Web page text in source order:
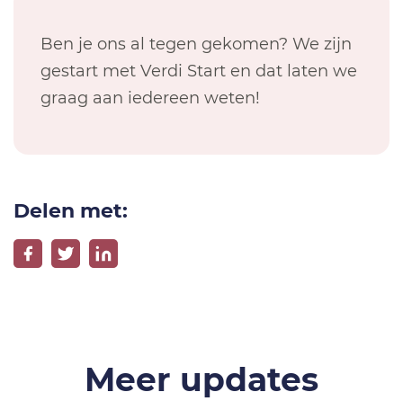
Ben je ons al tegen gekomen? We zijn
gestart met Verdi Start en dat laten we
graag aan iedereen weten!
Delen met:
Meer updates